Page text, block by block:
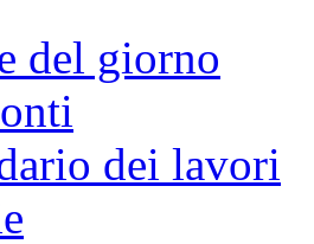
del giorno
dei lavori